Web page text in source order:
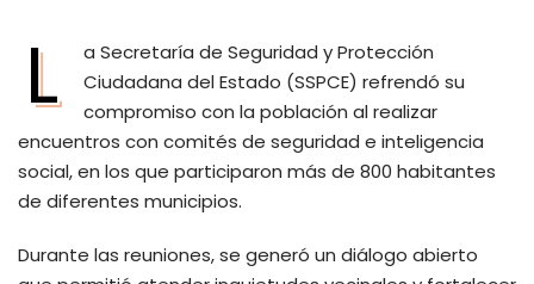
L
a Secretaría de Seguridad y Protección
Ciudadana del Estado (SSPCE) refrendó su
compromiso con la población al realizar
encuentros con comités de seguridad e inteligencia
social, en los que participaron más de 800 habitantes
de diferentes municipios.
Durante las reuniones, se generó un diálogo abierto